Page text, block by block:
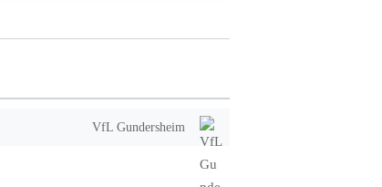
VfL Gundersheim